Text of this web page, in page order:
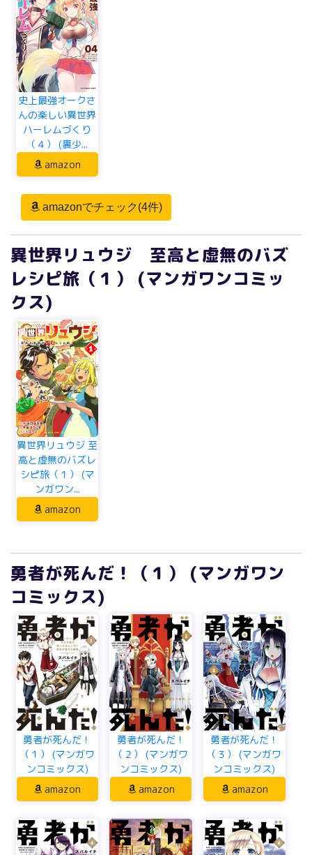
史上最強オークさ
んの楽しい異世界
ハーレムづくり
（４） (裏少...
amazon
amazonでチェック(4件)
異世界リュウジ 至高と虚無のバズ
レシピ旅（１） (マンガワンコミッ
クス)
異世界リュウジ 至
高と虚無のバズレ
シピ旅（１） (マ
ンガワン...
amazon
勇者が死んだ！（１） (マンガワン
コミックス)
勇者が死んだ！
（１） (マンガワ
ンコミックス)
amazon
勇者が死んだ！
（２） (マンガワ
ンコミックス)
amazon
勇者が死んだ！
（３） (マンガワ
ンコミックス)
amazon